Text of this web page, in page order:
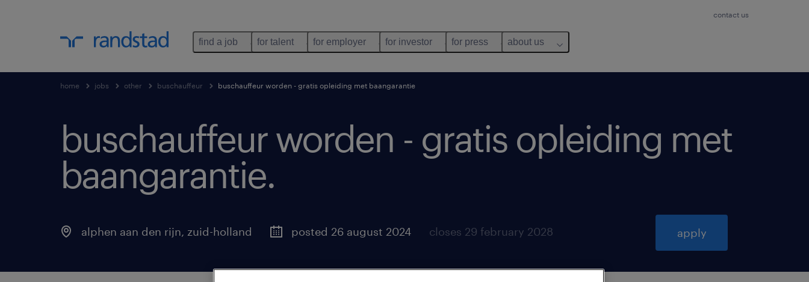
contact us
find a job for talent for employer for investor for press about us
home jobs other buschauffeur buschauffeur worden - gratis opleiding met baangarantie
buschauffeur worden - gratis opleiding met
baangarantie.
alphen aan den rijn, zuid-holland posted 26 august 2024 closes 29 february 2028 apply